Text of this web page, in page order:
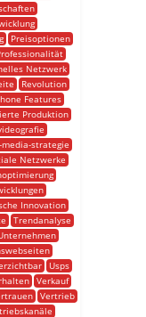
Preisoptionen
Netzwerk
Revolution
Features
Produktion
media-strategie
Netzwerke
Innovation
Trendanalyse
Usps
Verkauf
Vertrieb